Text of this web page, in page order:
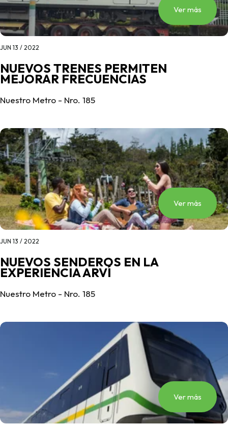
Ver más
JUN 13 / 2022
NUEVOS TRENES PERMITEN
MEJORAR FRECUENCIAS
Nuestro Metro - Nro. 185
Ver más
JUN 13 / 2022
NUEVOS SENDEROS EN LA
EXPERIENCIA ARVÍ
Nuestro Metro - Nro. 185
Ver más